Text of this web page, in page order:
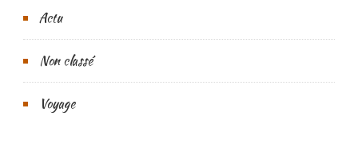
Actu
Non classé
Voyage